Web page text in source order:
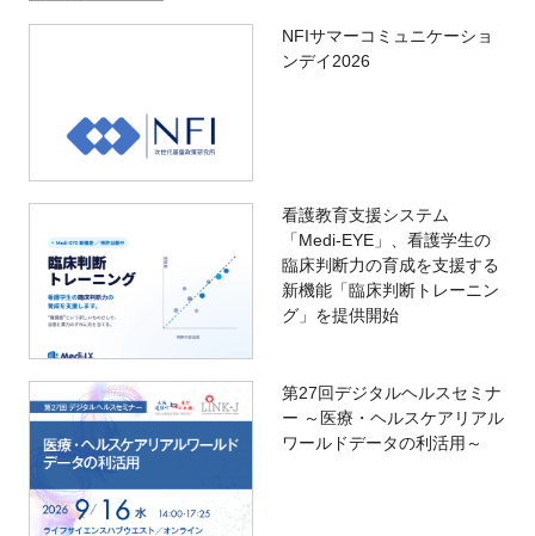
NFIサマーコミュニケーショ
ンデイ2026
看護教育支援システム
「Medi-EYE」、看護学生の
臨床判断力の育成を支援する
新機能「臨床判断トレーニン
グ」を提供開始
第27回デジタルヘルスセミナ
ー ～医療・ヘルスケアリアル
ワールドデータの利活用～